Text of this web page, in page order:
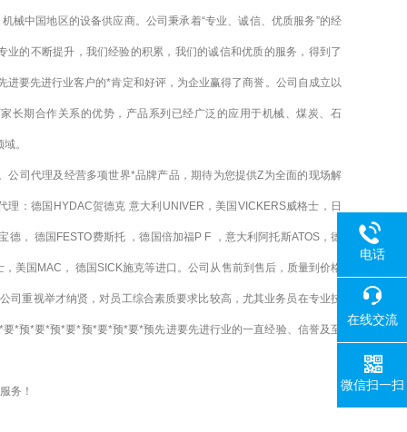
中国地区的设备供应商。公司秉承着“专业、诚信、优质服务”的经
业的不断提升，我们经验的积累，我们的诚信和优质的服务，得到了
要先进行业客户的*肯定和好评，为企业赢得了商誉。公司自成立以
长期合作关系的优势，产品系列已经广泛的应用于机械、煤炭、石
。
司代理及经营多项世界*品牌产品，期待为您提供Z为全面的现场解
理：德国HYDAC贺德克 意大利UNIVER，美国VICKERS威格士，日
德， 德国FESTO费斯托 ，德国倍加福P F ，意大利阿托斯ATOS，德
美国MAC， 德国SICK施克等进口。公司从售前到售后，质量到价格
司重视举才纳贤，对员工综合素质要求比较高，尤其业务员在专业技
*预*要*预*要*预*要*预*要*预先进要先进行业的一直经验、信誉及至
务！
电话
在线交流
微信扫一扫